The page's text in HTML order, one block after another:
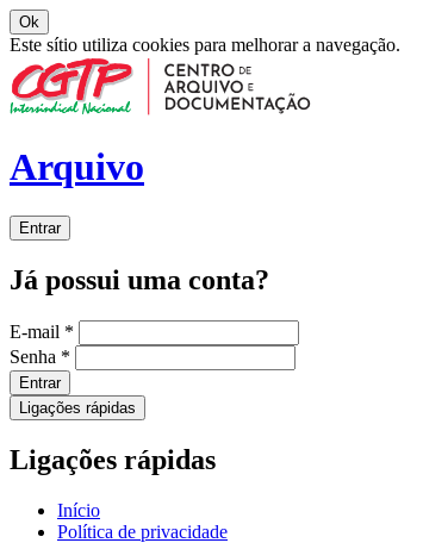
Ok
Este sítio utiliza cookies para melhorar a navegação.
Arquivo
Entrar
Já possui uma conta?
E-mail *
Senha *
Entrar
Ligações rápidas
Ligações rápidas
Início
Política de privacidade